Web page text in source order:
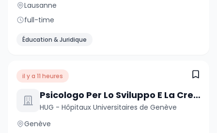
Lausanne
full-time
Éducation & Juridique
il y a 11 heures
Psicologo Per Lo Sviluppo E La Crescita
HUG - Hôpitaux Universitaires de Genève
Genève